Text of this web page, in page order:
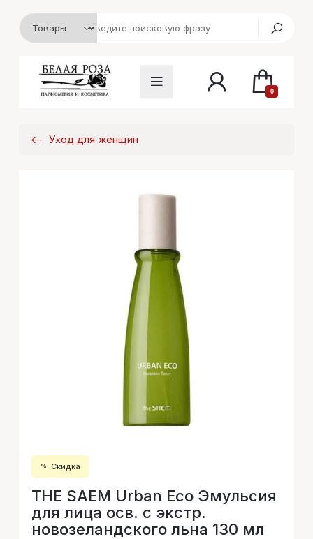
0
Уход для женщин
Скидка
THE SAEM Urban Eco Эмульсия
для лица осв. с экстр.
новозеландского льна 130 мл